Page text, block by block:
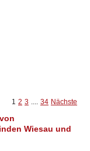
1 2 3 .... 34 Nächste
Wiesau und